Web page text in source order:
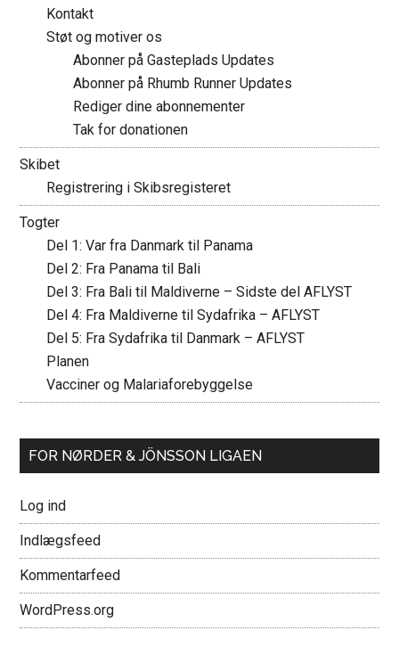
Kontakt
Støt og motiver os
Abonner på Gasteplads Updates
Abonner på Rhumb Runner Updates
Rediger dine abonnementer
Tak for donationen
Skibet
Registrering i Skibsregisteret
Togter
Del 1: Var fra Danmark til Panama
Del 2: Fra Panama til Bali
Del 3: Fra Bali til Maldiverne – Sidste del AFLYST
Del 4: Fra Maldiverne til Sydafrika – AFLYST
Del 5: Fra Sydafrika til Danmark – AFLYST
Planen
Vacciner og Malariaforebyggelse
FOR NØRDER & JÖNSSON LIGAEN
Log ind
Indlægsfeed
Kommentarfeed
WordPress.org